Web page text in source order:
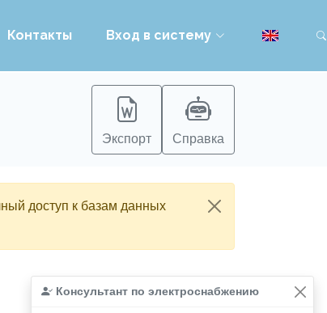
Контакты Вход в систему
Экспорт Справка
доступ к базам данных
Консультант по электроснабжению